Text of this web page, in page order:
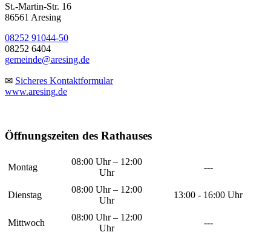
St.-Martin-Str. 16
86561 Aresing
08252 91044-50
08252 6404
gemeinde@aresing.de
✉ Sicheres Kontaktformular
www.aresing.de
Öffnungszeiten des Rathauses
Montag
08:00 Uhr – 12:00
Uhr
---
Dienstag
08:00 Uhr – 12:00
Uhr
13:00 - 16:00 Uhr
Mittwoch
08:00 Uhr – 12:00
Uhr
---